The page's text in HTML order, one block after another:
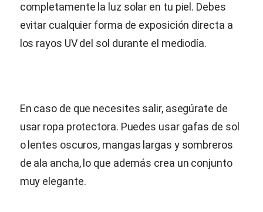
completamente la luz solar en tu piel. Debes
evitar cualquier forma de exposición directa a
los rayos UV del sol durante el mediodía.
En caso de que necesites salir, asegúrate de
usar ropa protectora. Puedes usar gafas de sol
o lentes oscuros, mangas largas y sombreros
de ala ancha, lo que además crea un conjunto
muy elegante.